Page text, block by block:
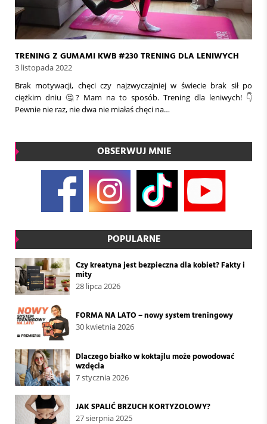
TRENING Z GUMAMI KWB #230 TRENING DLA LENIWYCH
3 listopada 2022
Brak motywacji, chęci czy najzwyczajniej w świecie brak sił po
ciężkim dniu 🤔? Mam na to sposób. Trening dla leniwych! 👇
Pewnie nie raz, nie dwa nie miałaś chęci na…
OBSERWUJ MNIE
POPULARNE
Czy kreatyna jest bezpieczna dla kobiet? Fakty i
mity
28 lipca 2026
FORMA NA LATO – nowy system treningowy
30 kwietnia 2026
Dlaczego białko w koktajlu może powodować
wzdęcia
7 stycznia 2026
JAK SPALIĆ BRZUCH KORTYZOLOWY?
27 sierpnia 2025